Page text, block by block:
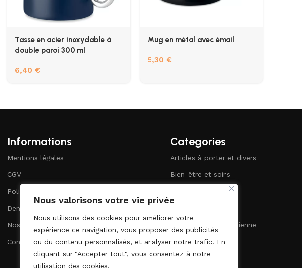
Nous valorisons votre vie privée
Nous utilisons des cookies pour améliorer votre
expérience de navigation, vous proposer des publicités
ou du contenu personnalisés, et analyser notre trafic. En
cliquant sur "Accepter tout", vous consentez à notre
utilisation des cookies.
Tasse en acier inoxydable à
double paroi 300 ml
6,40 €
Mug en métal avec émail
5,30 €
Informations
Mentions légales
CGV
Politique de confidentialité
Demander un devis
Nos catalogues
Contact
Categories
Articles à porter et divers
Bien-être et soins
Bureau et papeterie
Maison et vie quotidienne